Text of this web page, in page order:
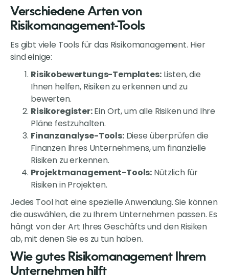
Verschiedene Arten von
Risikomanagement-Tools
Es gibt viele Tools für das Risikomanagement. Hier
sind einige:
Risikobewertungs-Templates:Listen, die
Ihnen helfen, Risiken zu erkennen und zu
bewerten.
Risikoregister:Ein Ort, um alle Risiken und Ihre
Pläne festzuhalten.
Finanzanalyse-Tools:Diese überprüfen die
Finanzen Ihres Unternehmens, um finanzielle
Risiken zu erkennen.
Projektmanagement-Tools: Nützlich für
Risiken in Projekten.
Jedes Tool hat eine spezielle Anwendung. Sie können
die auswählen, die zu Ihrem Unternehmen passen. Es
hängt von der Art Ihres Geschäfts und den Risiken
ab, mit denen Sie es zu tun haben.
Wie gutes Risikomanagement Ihrem
Unternehmen hilft